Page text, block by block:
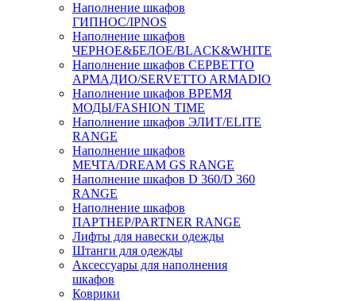
Наполнение шкафов
ГИПНОС/IPNOS
Наполнение шкафов
ЧЕРНОЕ&БЕЛОЕ/BLACK&WHITE
Наполнение шкафов СЕРВЕТТО
АРМАДИО/SERVETTO ARMADIO
Наполнение шкафов ВРЕМЯ
МОДЫ/FASHION TIME
Наполнение шкафов ЭЛИТ/ELITE
RANGE
Наполнение шкафов
МЕЧТА/DREAM GS RANGE
Наполнение шкафов D 360/D 360
RANGE
Наполнение шкафов
ПАРТНЕР/PARTNER RANGE
Лифты для навески одежды
Штанги для одежды
Аксессуары для наполнения
шкафов
Коврики